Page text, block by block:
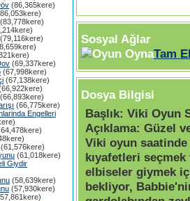
(86,365kere)
(83,778kere)
(79,116kere)
(69,337kere)
(67,998kere)
(67,138kere)
(66,893kere)
(66,775kere)
Engelleri
(61,576kere)
(61,018kere)
Giydir
(58,639kere)
(57,930kere)
Sosyal Ağlar
Tam
Dosya Bilgisi
Başlık: Viki Oyun
Açıklama: Güzel
Viki oyun
kıyafetleri
elbiseler giymek
bekliyor,